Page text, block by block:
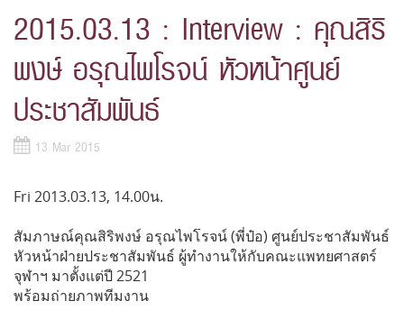
2015.03.13 : Interview : คุณสิริ
พงษ์ อรุณไพโรจน์ หัวหน้าศูนย์
ประชาสัมพันธ์
13 Mar 2015
Fri 2013.03.13, 14.00น.
สัมภาษณ์คุณสิริพงษ์ อรุณไพโรจน์ (พี่ป๋อ) ศูนย์ประชาสัมพันธ์
หัวหน้าฝ่ายประชาสัมพันธ์ ผู้ทำงานให้กับคณะแพทยศาสตร์
จุฬาฯ มาตั้งแต่ปี 2521
พร้อมถ่ายภาพทีมงาน